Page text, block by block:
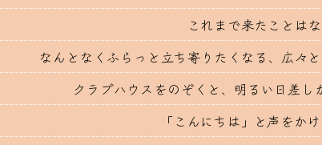
これまで来たことはな
なんとなくふらっと立ち寄りたくなる、広々
クラブハウスをのぞくと、明るい日差し
「こんにちは」と声をか